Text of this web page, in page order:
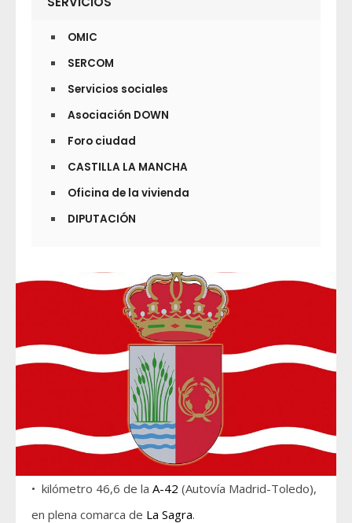
OMIC
SERCOM
Servicios sociales
Asociación DOWN
Foro ciudad
CASTILLA LA MANCHA
Oficina de la vivienda
DIPUTACIÓN
• kilómetro 46,6 de la A-42 (Autovía Madrid-Toledo),
en plena comarca de La Sagra.